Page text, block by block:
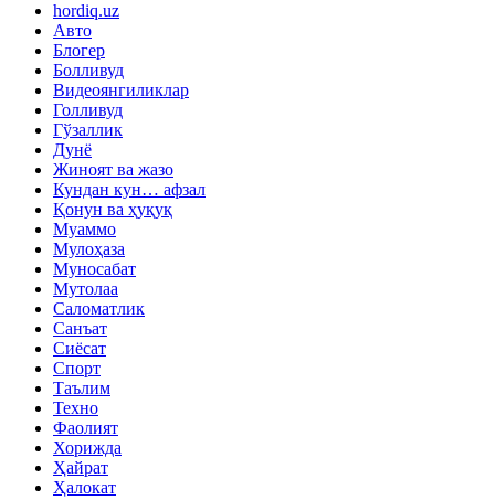
hordiq.uz
Авто
Блогер
Болливуд
Видеоянгиликлар
Голливуд
Гўзаллик
Дунё
Жиноят ва жазо
Кундан кун… афзал
Қонун ва ҳуқуқ
Муаммо
Мулоҳаза
Муносабат
Мутолаа
Саломатлик
Санъат
Сиёсат
Спорт
Таълим
Техно
Фаолият
Хорижда
Ҳайрат
Ҳалокат